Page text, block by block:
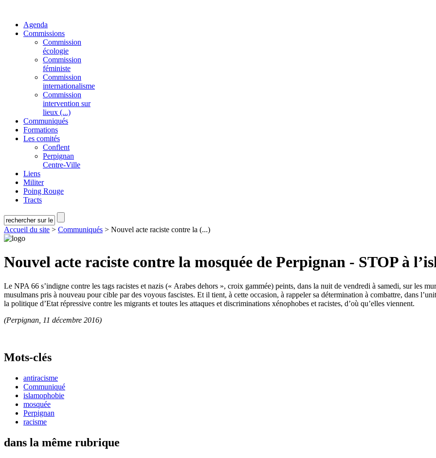
Agenda
Commissions
Commission
écologie
Commission
féministe
Commission
internationalisme
Commission
intervention sur
lieux (...)
Communiqués
Formations
Les comités
Conflent
Perpignan
Centre-Ville
Liens
Militer
Poing Rouge
Tracts
Accueil du site > Communiqués > Nouvel acte raciste contre la (...)
Nouvel acte raciste contre la mosquée de Perpignan - STOP à
Le NPA 66 s’indigne contre les tags racistes et nazis (« Arabes dehors », croix gammée) peints, dans la nuit de vendredi à samedi, sur les
musulmans pris à nouveau pour cible par des voyous fascistes. Et il tient, à cette occasion, à rappeler sa détermination à combattre, dans
la politique d’Etat répressive contre les migrants et toutes les attaques et discriminations xénophobes et racistes, d’où qu’elles viennent.
(Perpignan, 11 décembre 2016)
Mots-clés
antiracisme
Communiqué
islamophobie
mosquée
Perpignan
racisme
dans la même rubrique